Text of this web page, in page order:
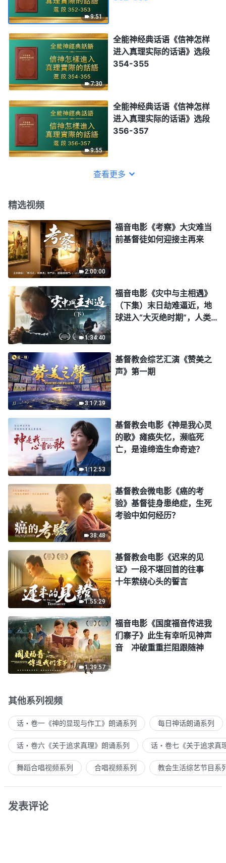
9:51
7:30
全能神经典话语《信神怎样
进入真理实际的话语》选段
354-355
9:55
全能神经典话语《信神怎样
进入真理实际的话语》选段
356-357
查看更多
精选视频
2:00:00
福音电影《考察》大灾难当
前基督徒如何迎接主再来
1:34:40
福音电影《灾中与主相遇》
（下集）末日劫难逼近，地
球进入“大灭绝时期”，人类
3:17:39
基督教会综艺汇演《赞美之
声》第一期
1:12:53
基督教会电影《神是我心灵
的歌》瘫痪失忆，濒临死
亡，是谁缔造生命奇迹？
38:48
基督教会微电影《癌的考
验》基督徒身患绝症，生死
考验中如何经历？
1:55:29
基督教会电影《迟来的见
证》一段不堪回首的往事
十年萦绕心头的誓言
1:39:57
福音电影《国度福音传进我
们寨子》此生有幸听见神声
音 冲破重重拦阻跟随神
其他系列视频
话・卷一《神的显现与作工》朗诵系列 每日神话朗诵系列
话・卷六《关于追求真理》朗诵系列 话・卷七《关于追求真
舞蹈合唱视频系列 合唱视频系列 教会生活综艺节目系
发表评论